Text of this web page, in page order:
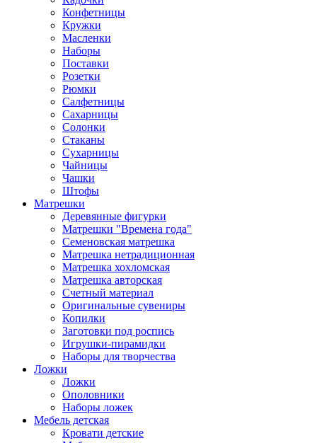
Конфетницы
Кружки
Масленки
Наборы
Поставки
Розетки
Рюмки
Салфетницы
Сахарницы
Солонки
Стаканы
Сухарницы
Чайницы
Чашки
Штофы
Матрешки
Деревянные фигурки
Матрешки "Времена года"
Семеновская матрешка
Матрешка нетрадиционная
Матрешка хохломская
Матрешка авторская
Счетный материал
Оригинальные сувениры
Копилки
Заготовки под роспись
Игрушки-пирамидки
Наборы для творчества
Ложки
Ложки
Ополовники
Наборы ложек
Мебель детская
Кровати детские